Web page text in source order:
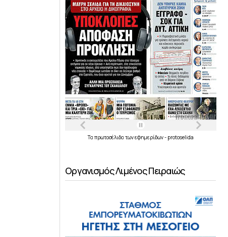
Τα πρωτοσέλιδα τωνεφημερίδων- protoselida
Οργανισμός Λιμένος Πειραιώς